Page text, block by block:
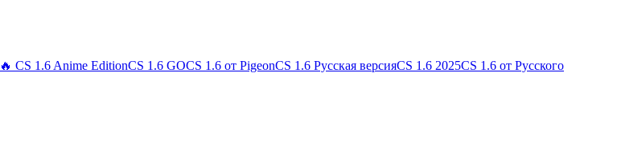
🔥 CS 1.6 Anime EditionCS 1.6 GOCS 1.6 от PigeonCS 1.6 Русская версияCS 1.6 2025CS 1.6 от Русского